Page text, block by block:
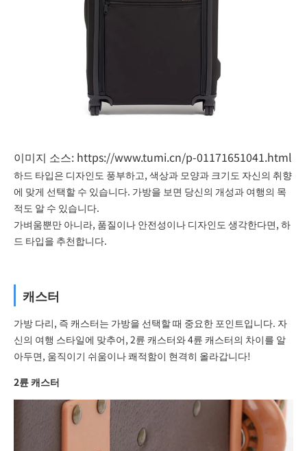
이미지 소스: https://www.tumi.cn/p-01171651041.html
하드 타입은 디자인도 풍부하고, 색상과 모양과 크기도 자신의 취향
에 맞게 선택할 수 있습니다. 가방을 보면 당신의 개성과 여행의 목
적도 알 수 있습니다.
가벼움뿐만 아니라, 품질이나 안전성이나 디자인도 생각한다면, 하
드 타입을 추천합니다.
캐스터
가방 다리, 즉 캐스터는 가방을 선택할 때 중요한 포인트입니다. 자
신의 여행 스타일에 맞추어, 2륜 캐스터와 4륜 캐스터의 차이를 알
아두면, 움직이기 쉬움이나 쾌적함이 현격히 올라갑니다!
2륜 캐스터